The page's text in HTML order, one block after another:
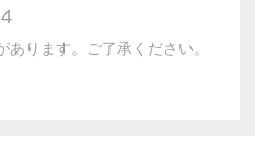
ります。ご了承ください。